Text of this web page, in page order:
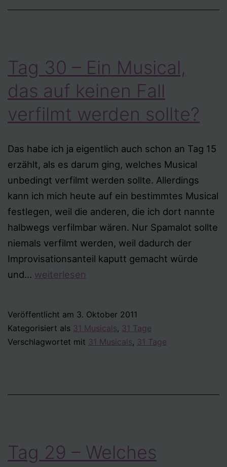
Musical
verarbeitet
werden?
Tag 30 – Ein Musical,
das auf keinen Fall
verfilmt werden sollte?
Das habe ich ja eigentlich auch schon an Tag 15
erzählt, als es darum ging, welches Musical
unbedingt verfilmt werden sollte. Allerdings
kann ich mich heute auf ein bestimmtes Musical
festlegen, weil die anderen, die ich dort nannte
halbwegs verfilmbar wären. Nur Spamalot sollte
niemals verfilmt werden, weil dadurch der
Improvisationsanteil kaputt gemacht würde
und… Tag
Ein
Musical,
sollte?
weiterlesen
Veröffentlicht am 3. Oktober 2011
Kategorisiert als 31 Musicals, 31 Tage
Verschlagwortet mit 31 Musicals, 31 Tage
Tag 29 – Welches